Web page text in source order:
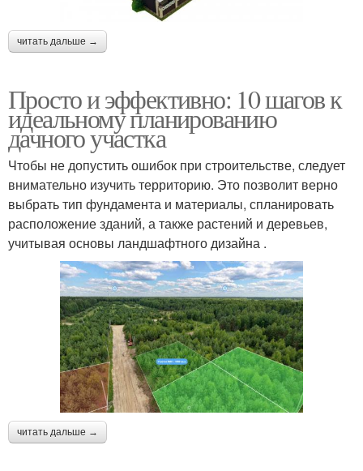
читать дальше →
Просто и эффективно: 10 шагов к
идеальному планированию
дачного участка
Чтобы не допустить ошибок при строительстве, следует
внимательно изучить территорию. Это позволит верно
выбрать тип фундамента и материалы, спланировать
расположение зданий, а также растений и деревьев,
учитывая основы ландшафтного дизайна .
читать дальше →